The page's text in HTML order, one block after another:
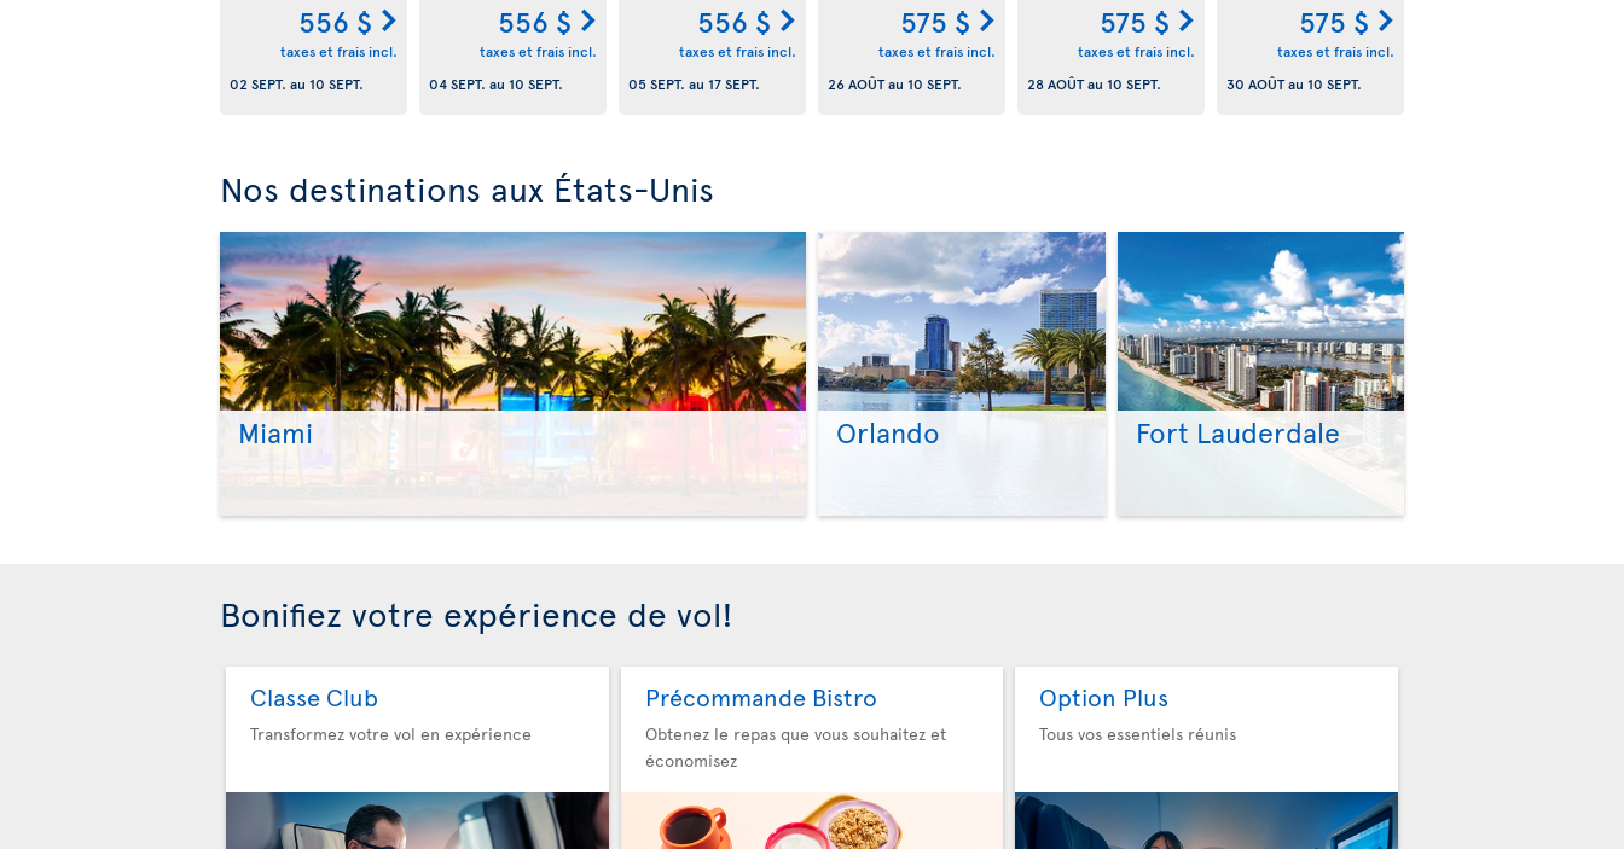
556 $
taxes et frais incl.
02 SEPT. au 10 SEPT.
556 $
taxes et frais incl.
04 SEPT. au 10 SEPT.
556 $
taxes et frais incl.
05 SEPT. au 17 SEPT.
575 $
taxes et frais incl.
26 AOÛTau 10 SEPT.
575 $
taxes et frais incl.
28 AOÛTau 10 SEPT.
575 $
taxes et frais incl.
30 AOÛTau 10 SEPT.
Nos destinations aux États-Unis
Miami Orlando Fort Lauderdale
Bonifiez votre expérience de vol!
Classe Club
Transformez votre vol en expérience
Précommande Bistro
Obtenez le repas que vous souhaitez et
économisez
Option Plus
Tous vos essentiels réunis